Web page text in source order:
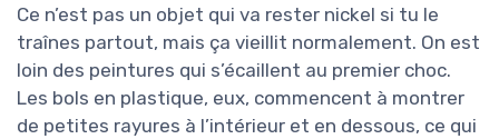
Ce n’est pas un objet qui va rester nickel si tu le
traînes partout, mais ça vieillit normalement. On est
loin des peintures qui s’écaillent au premier choc.
Les bols en plastique, eux, commencent à montrer
de petites rayures à l’intérieur et en dessous, ce qui